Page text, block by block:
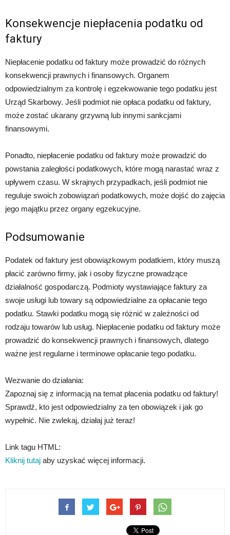
Konsekwencje niepłacenia podatku od
faktury
Niepłacenie podatku od faktury może prowadzić do różnych
konsekwencji prawnych i finansowych. Organem
odpowiedzialnym za kontrolę i egzekwowanie tego podatku jest
Urząd Skarbowy. Jeśli podmiot nie opłaca podatku od faktury,
może zostać ukarany grzywną lub innymi sankcjami
finansowymi.
Ponadto, niepłacenie podatku od faktury może prowadzić do
powstania zaległości podatkowych, które mogą narastać wraz z
upływem czasu. W skrajnych przypadkach, jeśli podmiot nie
reguluje swoich zobowiązań podatkowych, może dojść do zajęcia
jego majątku przez organy egzekucyjne.
Podsumowanie
Podatek od faktury jest obowiązkowym podatkiem, który muszą
płacić zarówno firmy, jak i osoby fizyczne prowadzące
działalność gospodarczą. Podmioty wystawiające faktury za
swoje usługi lub towary są odpowiedzialne za opłacanie tego
podatku. Stawki podatku mogą się różnić w zależności od
rodzaju towarów lub usług. Niepłacenie podatku od faktury może
prowadzić do konsekwencji prawnych i finansowych, dlatego
ważne jest regularne i terminowe opłacanie tego podatku.
Wezwanie do działania:
Zapoznaj się z informacją na temat płacenia podatku od faktury!
Sprawdź, kto jest odpowiedzialny za ten obowiązek i jak go
wypełnić. Nie zwlekaj, działaj już teraz!
Link tagu HTML:
Kliknij tutaj aby uzyskać więcej informacji.